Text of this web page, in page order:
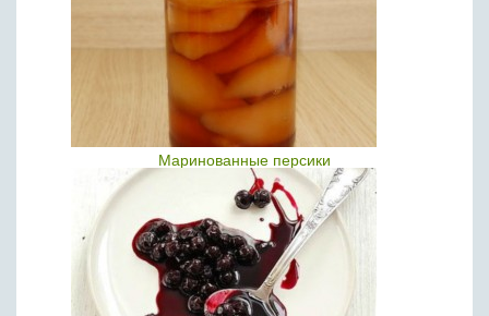
Маринованные персики